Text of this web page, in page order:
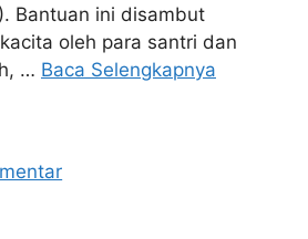
Bantuan ini disambut
oleh para santri dan
… Baca Selengkapnya